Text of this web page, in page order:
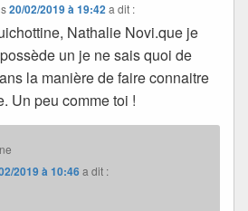
20/02/2019 à 19:42 a dit :
Nathalie Novi.que je
un je ne sais quoi de
la manière de faire connaitre
Un peu comme toi !
2019 à 10:46a dit :